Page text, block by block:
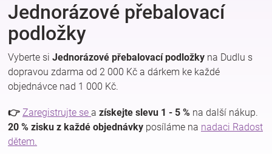
oblečení
kojenecká
výbava
Jednorázové přebalovací
podložky
Vyberte si Jednorázové přebalovací podložky na Dudlu s
dopravou zdarma od 2 000 Kč a dárkem ke každé
objednávce nad 1 000 Kč.
👉 Zaregistrujte se a získejte slevu 1 - 5 % na další nákup.
20 % zisku z každé objednávky posíláme na nadaci Radost
dětem.